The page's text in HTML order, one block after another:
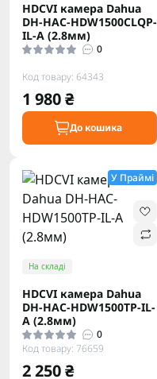
HDCVI камера Dahua
DH-HAC-HDW1500CLQP-
IL-A (2.8мм)
0
Код товару: 64343
1 980 ₴
До кошика
У Праймі
На складі
HDCVI камера Dahua
DH-HAC-HDW1500TP-IL-
A (2.8мм)
0
Код товару: 76659
2 250 ₴